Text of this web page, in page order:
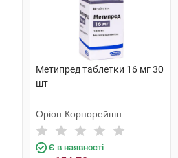
Метипред таблетки 16 мг 30
шт
Оріон Корпорейшн
Є в наявності